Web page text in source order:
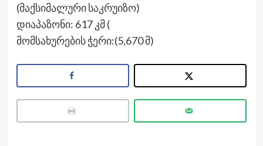
(მაქსიმალური საკრუიზო)
დიაპაზონი: 617 კმ (
მომსახურების ჭერი:(5,670 მ)